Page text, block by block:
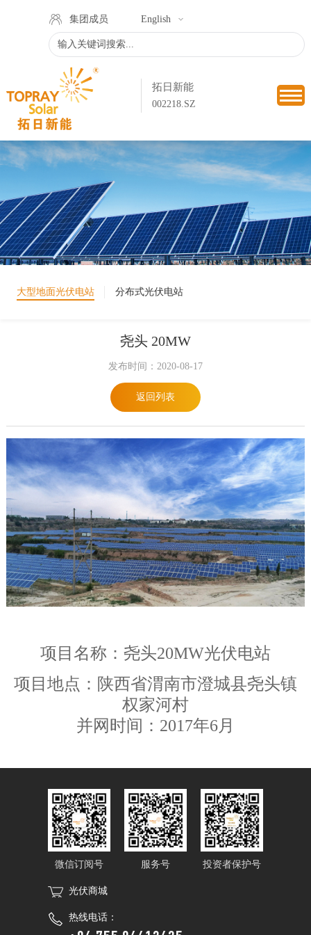
拓日新能
002218.SZ
集团成员 English
大型地面光伏电站 分布式光伏电站
尧头 20MW
发布时间：2020-08-17
返回列表
项目名称： 尧头20MW光伏电站
项目地点：陕西省渭南市澄城县尧头镇
权家河村
并网时间：2017年6月
微信订阅号 服务号 投资者保护号
光伏商城
热线电话：